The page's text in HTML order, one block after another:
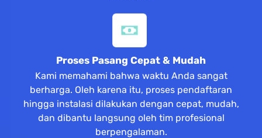
Proses Pasang Cepat & Mudah
Kami memahami bahwa waktu Anda sangat
berharga. Oleh karena itu, proses pendaftaran
hingga instalasi dilakukan dengan cepat, mudah,
dan dibantu langsung oleh tim profesional
berpengalaman.